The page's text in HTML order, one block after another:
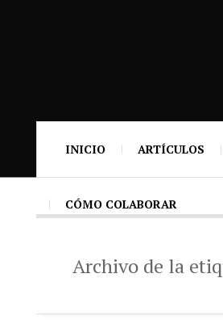
INICIO ARTÍCULOS
CÓMO COLABORAR
Archivo de la